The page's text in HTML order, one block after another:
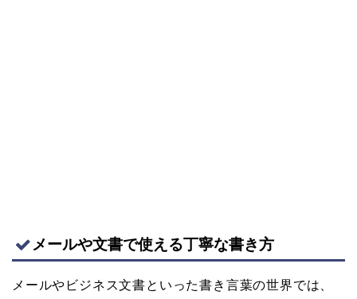
メールや文書で使える丁寧な書き方
メールやビジネス文書といった書き言葉の世界では、